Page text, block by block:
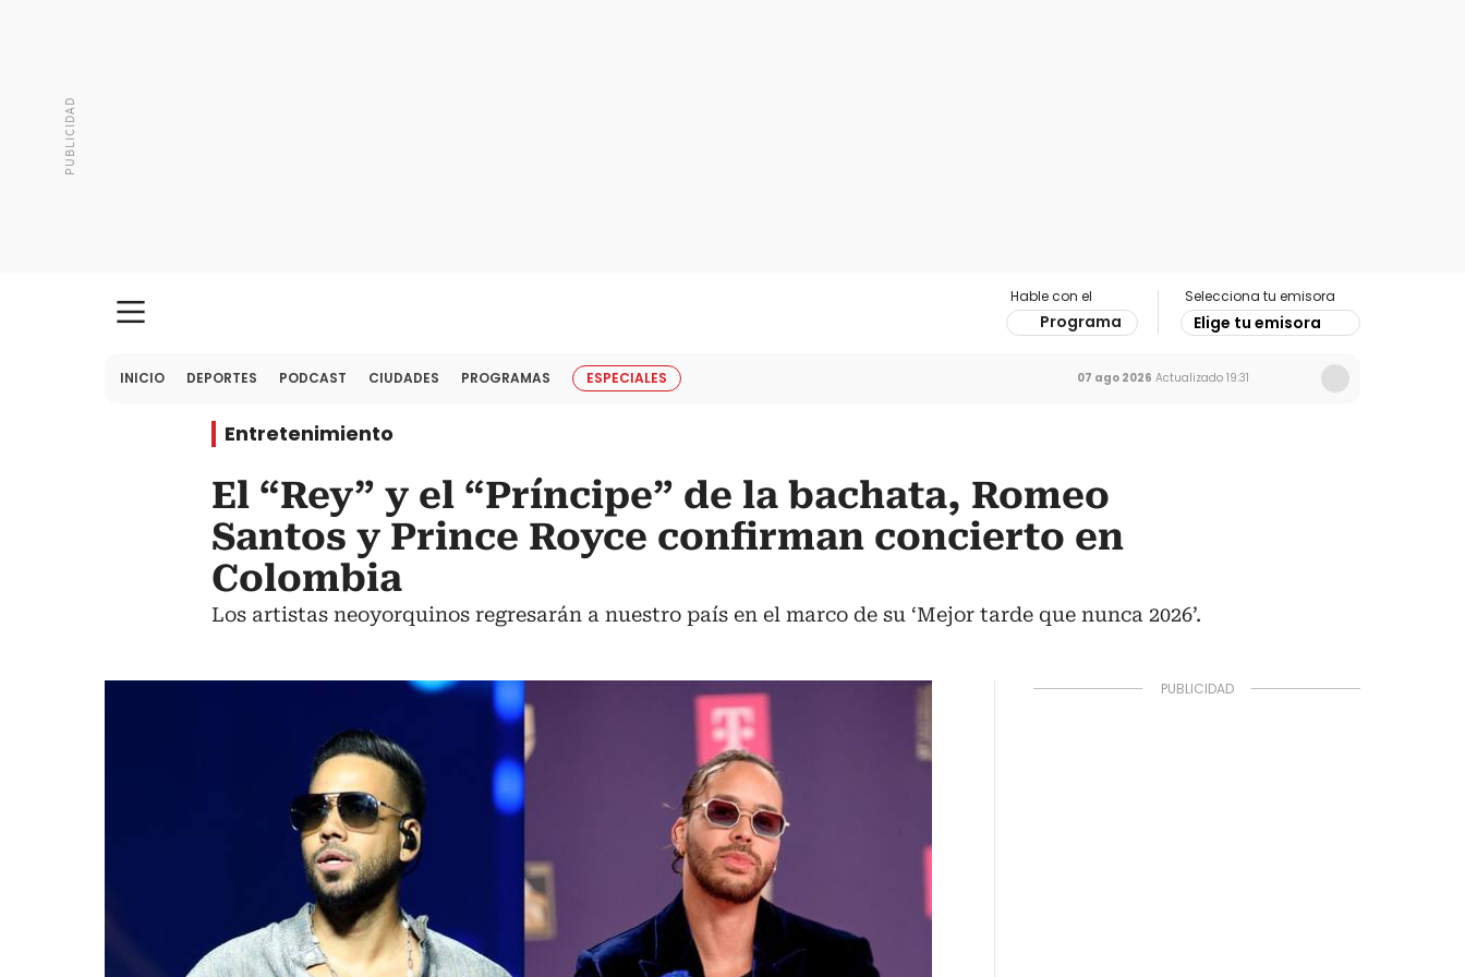
Hable con el
Programa
Selecciona tu emisora
Elige tu emisora
INICIO DEPORTES PODCAST CIUDADES PROGRAMAS ESPECIALES 07 ago 2026 Actualizado 19:31
Entretenimiento
El “Rey” y el “Príncipe” de la bachata, Romeo
Santos y Prince Royce confirman concierto en
Colombia
Los artistas neoyorquinos regresarán a nuestro país en el marco de su ‘Mejor tarde que nunca 2026’.